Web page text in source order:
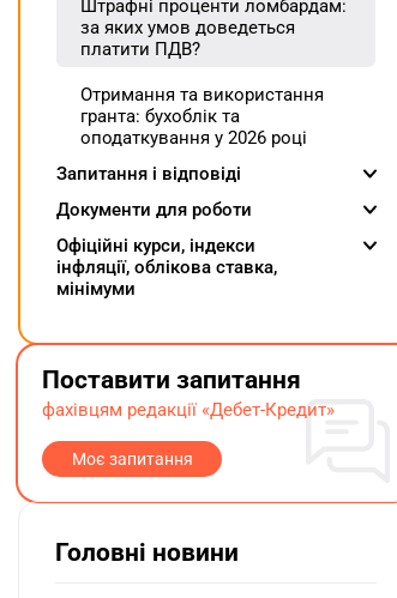
Штрафні проценти ломбардам:
за яких умов доведеться
платити ПДВ?
Отримання та використання
гранта: бухоблік та
оподаткування у 2026 році
Запитання і відповіді
Документи для роботи
Oфіційні курси, індекcи
інфляції, облікова ставка,
мінімуми
Поставити запитання
фахівцям редакції «Дебет-Кредит»
Моє запитання
Головні новини